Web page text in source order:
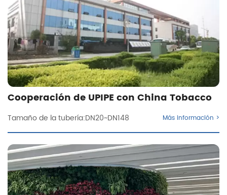
Cooperación de UPIPE con China Tobacco
Tamaño de la tubería:DN20~DN148 Más información >